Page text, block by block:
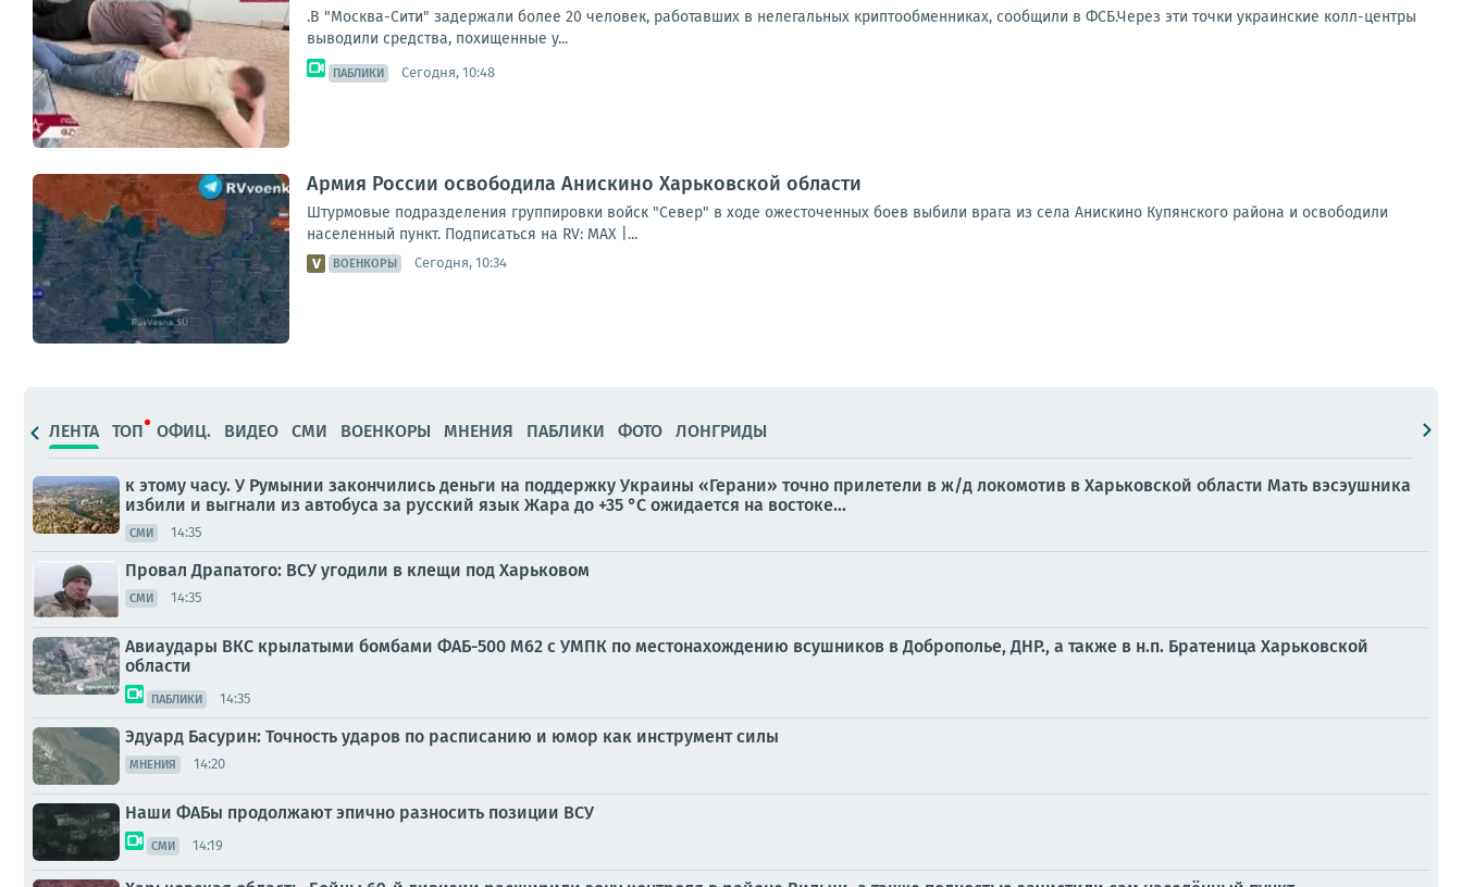
.В "Москва-Сити" задержали более 20 человек, работавших в нелегальных криптообменниках, сообщили в ФСБ.Через эти точки украинские колл-центры
выводили средства, похищенные у...
ПАБЛИКИ Сегодня, 10:48
Армия России освободила Анискино Харьковской области
Штурмовые подразделения группировки войск "Север" в ходе ожесточенных боев выбили врага из села Анискино Купянского района и освободили
населенный пункт. Подписаться на RV: MAX |...
ВОЕНКОРЫ Сегодня, 10:34
ЛЕНТА ТОП ОФИЦ. ВИДЕО СМИ ВОЕНКОРЫ МНЕНИЯ ПАБЛИКИ ФОТО ЛОНГРИДЫ
к этому часу. У Румынии закончились деньги на поддержку Украины «Герани» точно прилетели в ж/д локомотив в Харьковской области Мать вэсэушника
избили и выгнали из автобуса за русский язык Жара до +35 °С ожидается на востоке...
СМИ 14:35
Провал Драпатого: ВСУ угодили в клещи под Харьковом
СМИ 14:35
Авиаудары ВКС крылатыми бомбами ФАБ-500 М62 с УМПК по местонахождению всушников в Доброполье, ДНР., а также в н.п. Братеница Харьковской
области
ПАБЛИКИ 14:35
Эдуард Басурин: Точность ударов по расписанию и юмор как инструмент силы
МНЕНИЯ 14:20
Наши ФАБы продолжают эпично разносить позиции ВСУ
СМИ 14:19